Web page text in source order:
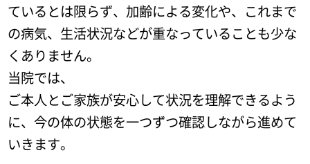
ているとは限らず、加齢による変化や、これまで
の病気、生活状況などが重なっていることも少な
くありません。
当院では、
ご本人とご家族が安心して状況を理解できるよう
に、今の体の状態を一つずつ確認しながら進めて
いきます。